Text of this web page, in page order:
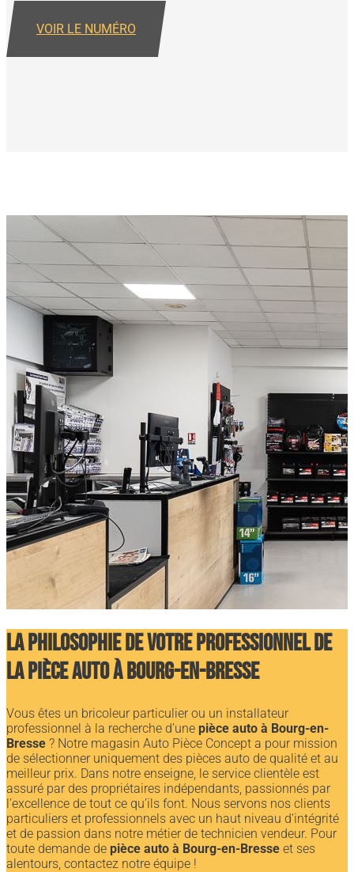
VOIR LE NUMÉRO
La philosophie de votre professionnel de
la pièce auto à Bourg-en-Bresse
Vous êtes un bricoleur particulier ou un installateur
professionnel à la recherche d’une pièce auto à Bourg-en-
Bresse ? Notre magasin Auto Pièce Concept a pour mission
de sélectionner uniquement des pièces auto de qualité et au
meilleur prix. Dans notre enseigne, le service clientèle est
assuré par des propriétaires indépendants, passionnés par
l’excellence de tout ce qu’ils font. Nous servons nos clients
particuliers et professionnels avec un haut niveau d’intégrité
et de passion dans notre métier de technicien vendeur. Pour
toute demande de pièce auto à Bourg-en-Bresse et ses
alentours, contactez notre équipe !